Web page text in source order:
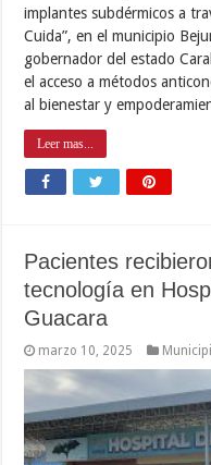
implantes subdérmicos a
Cuida”, en el municipio
gobernador del estado
el acceso a métodos
al bienestar y
Leer mas...
Pacientes
tecnología en
Guacara
marzo 10, 2025